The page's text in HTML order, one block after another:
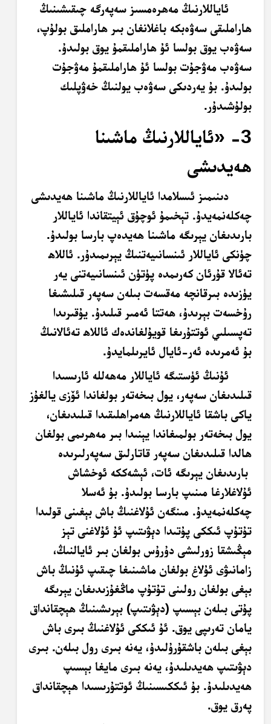
ئاياللارنىڭ مەھرەمسىز سەپەرگە چىقىشىنىڭ
ھاراملىقى سەۋەبكە باغلانغان بىر ھاراملىق بولۇپ،
سەۋەب يوق بولسا ئۇ ھاراملىقمۇ يوق بولىدۇ.
سەۋەب مەۋجۇت بولسا ئۇ ھاراملىقمۇ مەۋجۇت
بولىدۇ. بۇ يەردىكى سەۋەب يولنىڭ خەۋپلىك
بولۇشىدۇر.
3- «ئاياللارنىڭ ماشىنا
ھەيدىشى
دىنىمىز ئىسلامدا ئاياللارنىڭ ماشىنا ھەيدىشى
چەكلەنمەيدۇ. تېخىمۇ ئوچۇق ئېيتقاندا ئاياللار
بارىدىغان يېرىگە ماشىنا ھەيدەپ بارسا بولىدۇ.
چۈنكى ئاياللار ئىنسانىيەتنىڭ يېرىمىدۇر. ئاللاھ
تەئالا قۇرئان كەرىمدە پۈتۈن ئىنسانىيەتنى يەر
يۈزىدە بىرقانچە مەقسەت بىلەن سەپەر قىلىشىغا
رۇخسەت بېرىدۇ، ھەتتا ئەمىر قىلىدۇ. يۇقىرىدا
تەپسىلىي ئوتتۇرىغا قويۇلغاندەك ئاللاھ تەئالانىڭ
بۇ ئەمرىدە ئەر-ئايال ئايرىلمايدۇ.
ئۇنىڭ ئۈستىگە ئاياللار مەھەللە ئارىسىدا
قىلىدىغان سەپەر، يول بىخەتەر بولغاندا ئۆزى يالغۇز
ياكى باشقا ئاياللارنىڭ ھەمراھلىقىدا قىلىدىغان،
يول بىخەتەر بولمىغاندا يېنىدا بىر مەھرىمى بولغان
ھالدا قىلىدىغان سەپەر قاتارلىق سەپەرلىرىدە
بارىدىغان يېرىگە ئات، ئېشەككە ئوخشاش
ئۇلاغلارغا مىنىپ بارسا بولىدۇ. بۇ ئەسلا
چەكلەنمەيدۇ. مىنگەن ئۇلاغنىڭ باش بېغىنى قولىدا
تۇتۇپ ئىككى پۇتىدا دېۋىتىپ ئۇ ئۇلاغنى تېز
مېڭىشقا زورلىشى دۇرۇس بولغان بىر ئايالنىڭ،
زامانىۋى ئۇلاغ بولغان ماشىنىغا چىقىپ ئۇنىڭ باش
بېغى بولغان رولىنى تۇتۇپ ماڭغۇزىدىغان يېرىگە
پۇتى بىلەن بېسىپ (دېۋىتىپ) بېرىشىنىڭ ھېچقانداق
يامان تەرىپى يوق. ئۇ ئىككى ئۇلاغنىڭ بىرى باش
بېغى بىلەن باشقۇرۇلىدۇ، يەنە بىرى رول بىلەن. بىرى
دېۋىتىپ ھەيدىلىدۇ، يەنە بىرى مايغا بېسىپ
ھەيدىلىدۇ. بۇ ئىككىسىنىڭ ئوتتۇرىسىدا ھېچقانداق
پەرق يوق.